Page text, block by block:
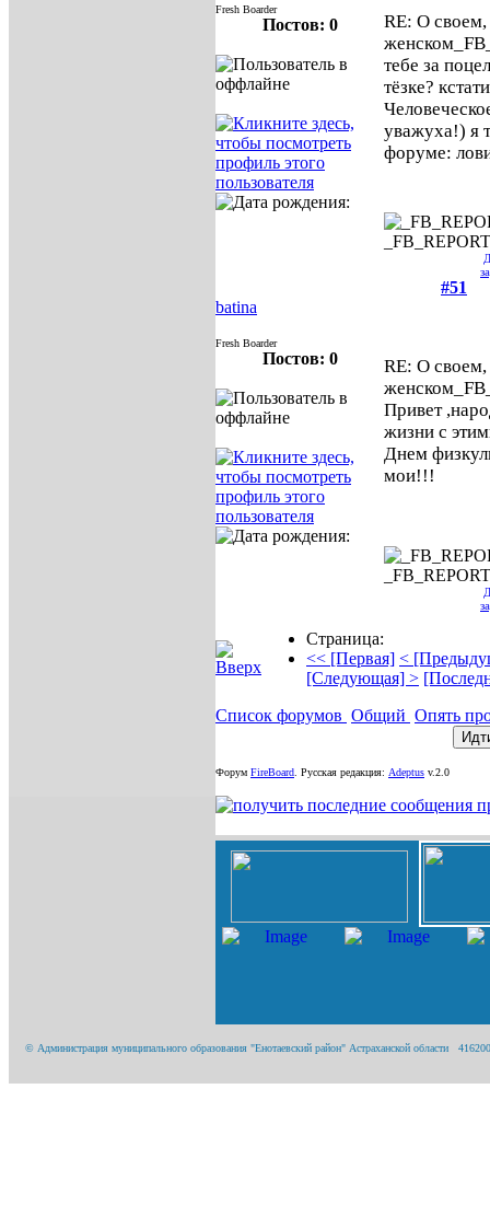
Fresh Boarder
Постов: 0
RE: О своем,
женском
тебе за
тёзке?
уважуха!) я
форуме:
#51
batina
Fresh Boarder
Постов: 0
RE: О своем,
женском
Привет
жизни с
Днем
мои!!!
Страница:
<< [Первая] <
[Следующая] >
Список форумов Общий Опять
Форум FireBoard Русская редакция: Adeptus v.2.0
© Администрация муниципального образования "Енотаевский район" Астраханской области